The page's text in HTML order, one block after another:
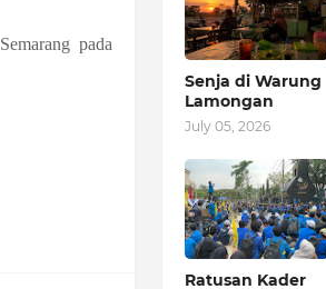
pada
Senja di Warung
Lamongan
July 05, 2026
Ratusan Kader